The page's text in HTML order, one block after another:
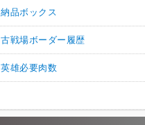
納品ボックス
古戦場ボーダー履歴
英雄必要肉数